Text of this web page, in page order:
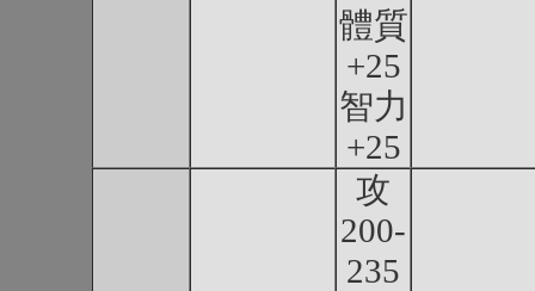
體質
+25
智力
+25
攻
200-
235